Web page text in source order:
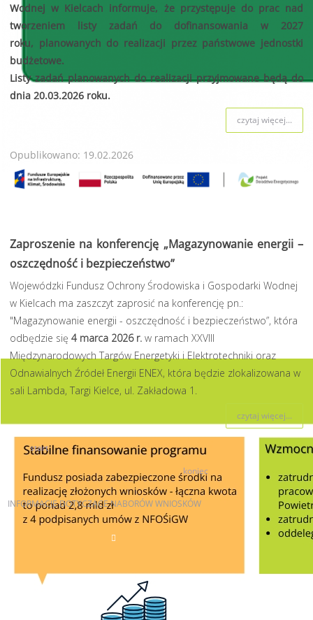
Wodnej w Kielcach informuje, że przystępuje do prac nad
tworzeniem listy zadań do dofinansowania w 2027
roku, planowanych do realizacji przez państwowe jednostki
budżetowe.
Listy zadań planowanych do realizacji przyjmowane będą do
dnia 20.03.2026 roku.
czytaj więcej...
Opublikowano: 19.02.2026
Zaproszenie na konferencję „Magazynowanie energii –
oszczędność i bezpieczeństwo”
Wojewódzki Fundusz Ochrony Środowiska i Gospodarki Wodnej
w Kielcach ma zaszczyt zaprosić na konferencję pn.:
"Magazynowanie energii - oszczędność i bezpieczeństwo”, która
odbędzie się 4 marca 2026 r.w ramach XXVIII
Międzynarodowych Targów Energetyki i Elektrotechniki oraz
Odnawialnych Źródeł Energii ENEX, która będzie zlokalizowana w
sali Lambda, Targi Kielce, ul. Zakładowa 1.
czytaj więcej...
start 6 7 8 9 10
13
14
15 koniec
INFORMACJEDOTYCZĄCE NABORÓW WNIOSKÓW